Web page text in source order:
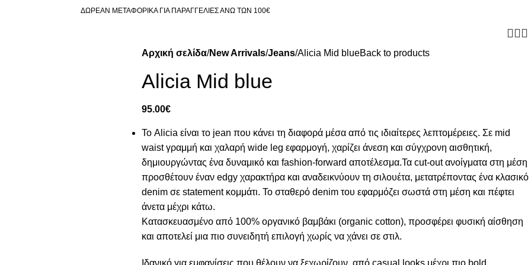
ΔΩΡΕΑΝ ΜΕΤΑΦΟΡΙΚΑ ΓΙΑ ΠΑΡΑΓΓΕΛΙΕΣ ΑΝΩ ΤΩΝ 100€
Αρχική σελίδα New Arrivals Jeans Alicia Mid blueBack to products
Alicia Mid blue
95.00€
Το Alicia είναι το jean που κάνει τη διαφορά μέσα από τις ιδιαίτερες λεπτομέρειες. Σε mid
waist γραμμή και χαλαρή wide leg εφαρμογή, χαρίζει άνεση και σύγχρονη αισθητική,
δημιουργώντας ένα δυναμικό και fashion-forward αποτέλεσμα.Τα cut-out ανοίγματα στη μέση
προσθέτουν έναν edgy χαρακτήρα και αναδεικνύουν τη σιλουέτα, μετατρέποντας ένα κλασικό
denim σε statement κομμάτι. Το σταθερό denim του εφαρμόζει σωστά στη μέση και πέφτει
άνετα μέχρι κάτω.
Κατασκευασμένο από 100% οργανικό βαμβάκι (organic cotton), προσφέρει φυσική αίσθηση
και αποτελεί μια πιο συνειδητή επιλογή χωρίς να χάνει σε στιλ.
Ιδανικό για εμφανίσεις που θέλουν να ξεχωρίζουν, από casual looks μέχρι πιο bold